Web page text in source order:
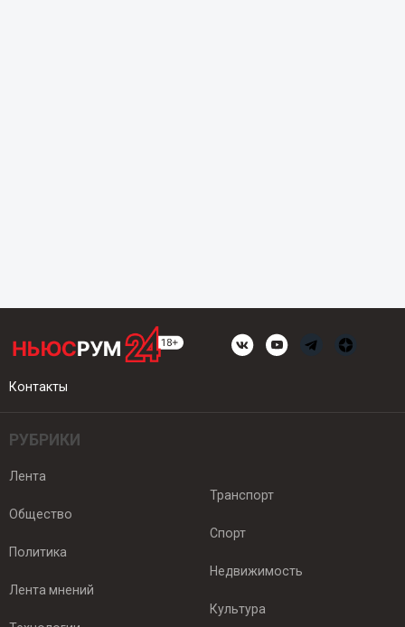
Контакты
РУБРИКИ
Лента
Общество
Политика
Лента мнений
Транспорт
Спорт
Недвижимость
Культура